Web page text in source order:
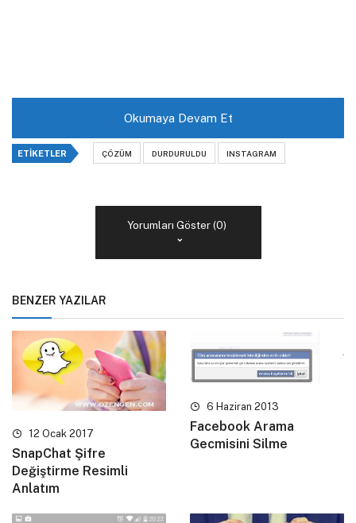
Okumaya Devam Et
ETIKETLER ÇÖZÜM DURDURULDU INSTAGRAM
Yorumları Göster (0)
BENZER YAZILAR
12 Ocak 2017
SnapChat Şifre
Değiştirme Resimli
Anlatım
6 Haziran 2013
Facebook Arama
Gecmisini Silme